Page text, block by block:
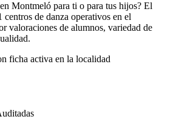
Montmeló para ti o para tus hijos? El
de danza operativos en el
valoraciones de alumnos, variedad de
ficha activa en la localidad